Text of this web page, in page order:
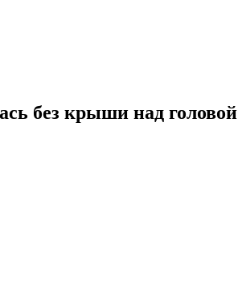
без крыши над головой